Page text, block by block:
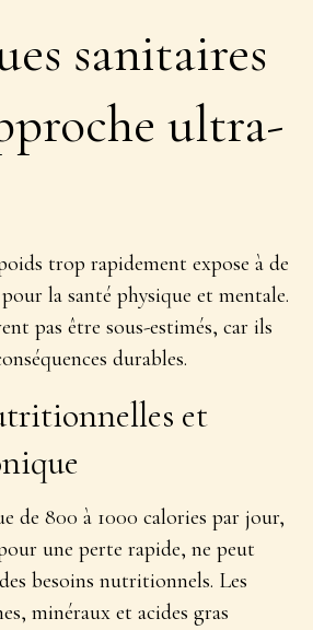
sanitaires
ultra-
trop rapidement expose à de
la santé physique et mentale.
pas être sous-estimés, car ils
durables.
et
de 800 à 1000 calories par jour,
une perte rapide, ne peut
besoins nutritionnels. Les
minéraux et acides gras